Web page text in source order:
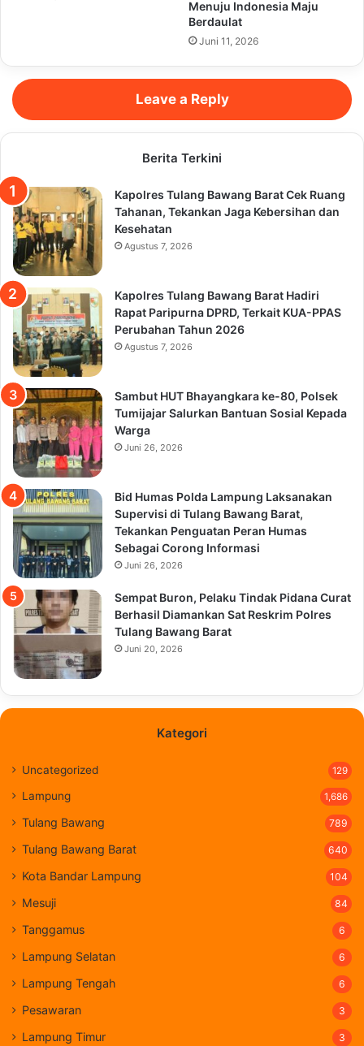
Menuju Indonesia Maju
Berdaulat
Juni 11, 2026
Leave a Reply
Berita Terkini
Kapolres Tulang Bawang Barat Cek Ruang
Tahanan, Tekankan Jaga Kebersihan dan
Kesehatan
Agustus 7, 2026
Kapolres Tulang Bawang Barat Hadiri
Rapat Paripurna DPRD, Terkait KUA-PPAS
Perubahan Tahun 2026
Agustus 7, 2026
Sambut HUT Bhayangkara ke-80, Polsek
Tumijajar Salurkan Bantuan Sosial Kepada
Warga
Juni 26, 2026
Bid Humas Polda Lampung Laksanakan
Supervisi di Tulang Bawang Barat,
Tekankan Penguatan Peran Humas
Sebagai Corong Informasi
Juni 26, 2026
Sempat Buron, Pelaku Tindak Pidana Curat
Berhasil Diamankan Sat Reskrim Polres
Tulang Bawang Barat
Juni 20, 2026
Kategori
Uncategorized 129
Lampung 1,686
Tulang Bawang 789
Tulang Bawang Barat 640
Kota Bandar Lampung 104
Mesuji 84
Tanggamus 6
Lampung Selatan 6
Lampung Tengah 6
Pesawaran 3
Lampung Timur 3